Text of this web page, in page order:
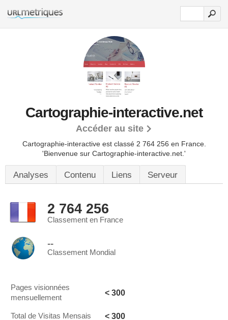
Cartographie-interactive.net
Accéder au site
Cartographie-interactive est classé 2 764 256 en France.
'Bienvenue sur Cartographie-interactive.net.'
Analyses Contenu Liens Serveur
2 764 256
Classement en France
--
Classement Mondial
Pages visionnées
mensuellement
< 300
Total de Visitas Mensais < 300